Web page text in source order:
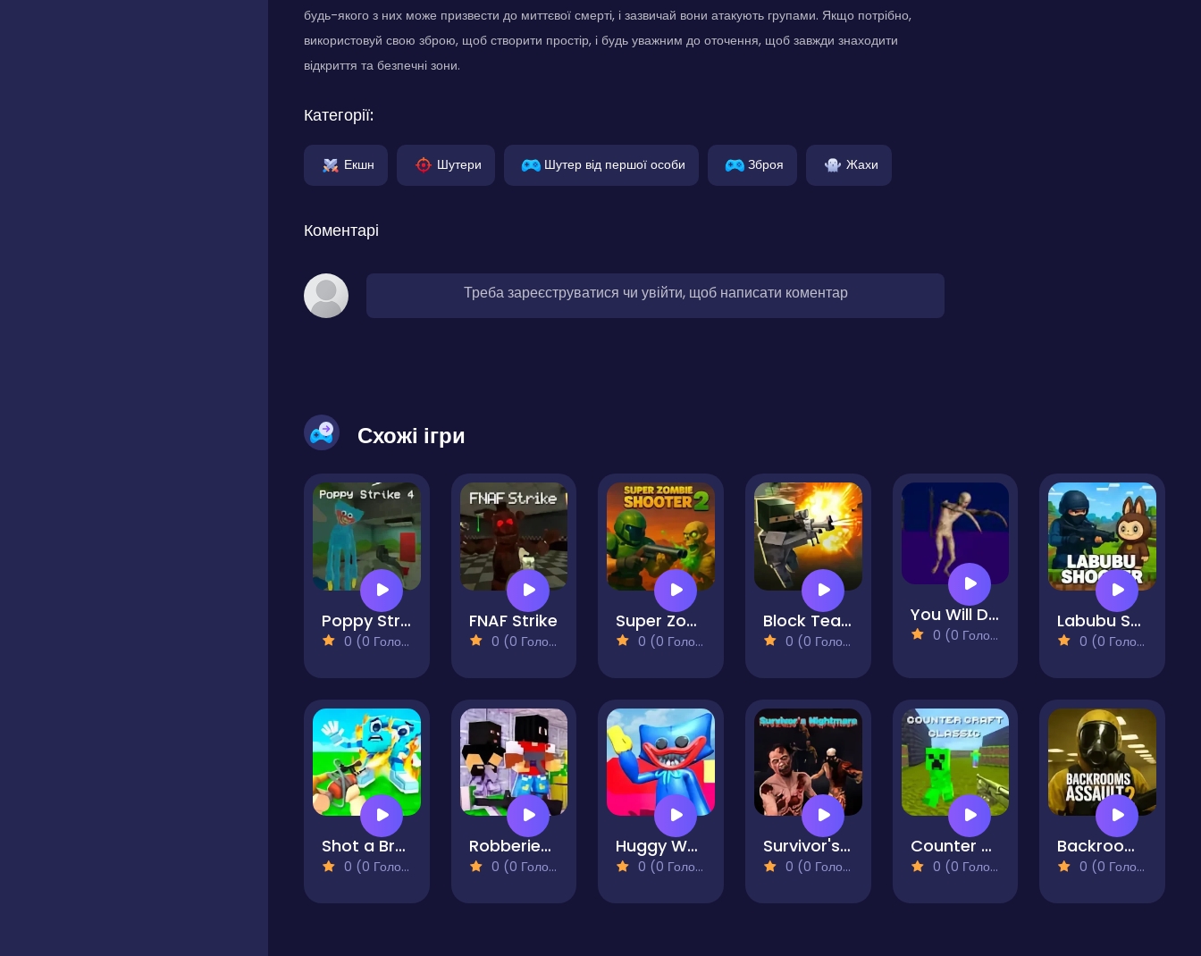
будь-якого з них може призвести до миттєвої смерті, і зазвичай вони атакують групами. Якщо потрібно,
використовуй свою зброю, щоб створити простір, і будь уважним до оточення, щоб завжди знаходити
відкриття та безпечні зони.
Категорії:
Екшн Шутери Шутер від першої особи Зброя Жахи
Коментарі
Треба зареєструватися чи увійти, щоб написати коментар
Схожі ігри
Poppy Strike 4
0 (0 Голосів)
FNAF Strike
0 (0 Голосів)
Super Zombie Shooter 2
0 (0 Голосів)
Block Team Deathmatch
0 (0 Голосів)
You Will Die
0 (0 Голосів)
Labubu Shooter
0 (0 Голосів)
Shot a Brainrot!
0 (0 Голосів)
Robberies 3D
0 (0 Голосів)
Huggy Wuggy Attack
0 (0 Голосів)
Survivor's Nightmare
0 (0 Голосів)
Counter Craft Classic
0 (0 Голосів)
Backrooms Assault 2
0 (0 Голосів)